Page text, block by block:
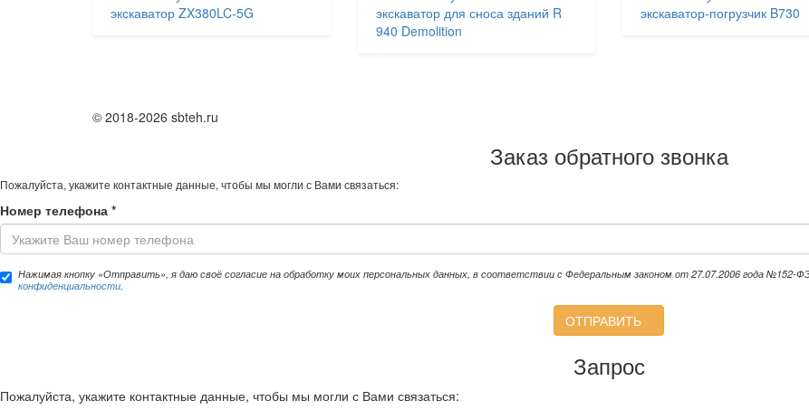
экскаватор ZX380LC-5G
экскаватор для сноса зданий R
940 Demolition
экскаватор-погрузчик B730
© 2018-2026 sbteh.ru
Заказ обратного звонка
Пожалуйста, укажите контактные данные, чтобы мы могли с Вами связаться:
Номер телефона *
Нажимая кнопку «Отправить», я даю своё согласие на обработку моих персональных данных, в соответствии с Федеральным законом от 27.07.2006 года №152-
конфиденциальности.
ОТПРАВИТЬ
Запрос
Пожалуйста, укажите контактные данные, чтобы мы могли с Вами связаться: